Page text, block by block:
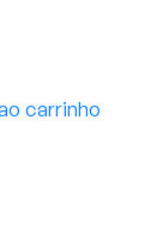
carrinho